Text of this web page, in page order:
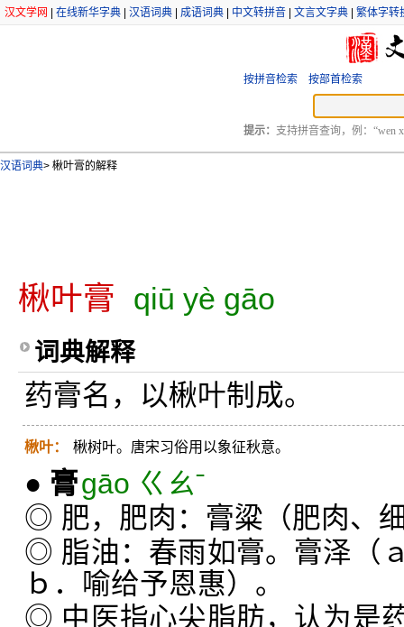
汉文学网 在线新华字典 汉语词典 成语词典 中文转拼音 文言文字典 繁体字转
按拼音检索 按部首检索
提示： 支持拼音查询，例：“wen
汉语词典> 楸叶膏的解释
楸叶膏 qiū yè gāo
词典解释
药膏名，以楸叶制成。
楸叶： 楸树叶。唐宋习俗用以象征秋意。
● 膏gāo ㄍㄠˉ
◎ 肥，肥肉：膏粱（肥肉、
◎ 脂油：春雨如膏。膏泽（
ｂ．喻给予恩惠）。
◎ 中医指心尖脂肪，认为是